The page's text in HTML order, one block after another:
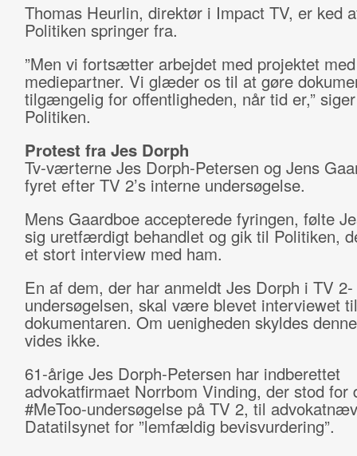
Thomas Heurlin, direktør i Impact TV, er ked
Politiken springer fra.
”Men vi fortsætter arbejdet med projektet
mediepartner. Vi glæder os til at gøre
tilgængelig for offentligheden, når tid er,”
Politiken.
Protest fra Jes Dorph
Tv-værterne Jes Dorph-Petersen og Jens
fyret efter TV 2’s interne undersøgelse.
Mens Gaardboe accepterede fyringen, følte
sig uretfærdigt behandlet og gik til Politiken,
et stort interview med ham.
En af dem, der har anmeldt Jes Dorph i TV 2-
undersøgelsen, skal være blevet interviewet til
dokumentaren. Om uenigheden skyldes
vides ikke.
61-årige Jes Dorph-Petersen har indberettet
advokatfirmaet Norrbom Vinding, der stod for
#MeToo-undersøgelse på TV 2, til
Datatilsynet for ”lemfældig bevisvurdering”.